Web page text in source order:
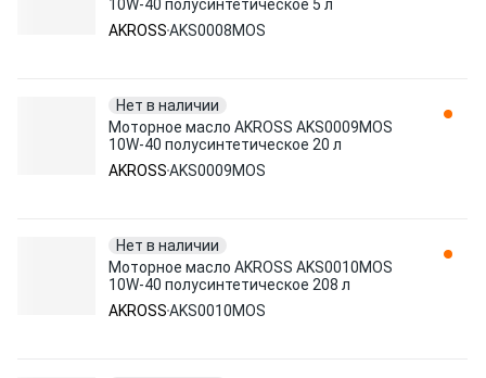
10W-40 полусинтетическое 5 л
AKROSSAKS0008MOS
Нет в наличии
Моторное масло AKROSS AKS0009MOS
10W-40 полусинтетическое 20 л
AKROSSAKS0009MOS
Нет в наличии
Моторное масло AKROSS AKS0010MOS
10W-40 полусинтетическое 208 л
AKROSSAKS0010MOS